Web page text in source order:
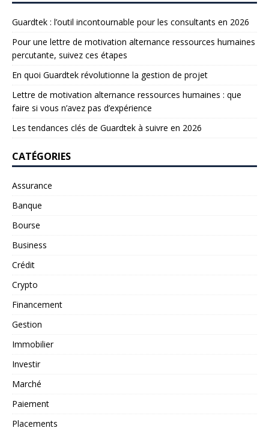
Guardtek : l’outil incontournable pour les consultants en 2026
Pour une lettre de motivation alternance ressources humaines
percutante, suivez ces étapes
En quoi Guardtek révolutionne la gestion de projet
Lettre de motivation alternance ressources humaines : que
faire si vous n’avez pas d’expérience
Les tendances clés de Guardtek à suivre en 2026
CATÉGORIES
Assurance
Banque
Bourse
Business
Crédit
Crypto
Financement
Gestion
Immobilier
Investir
Marché
Paiement
Placements